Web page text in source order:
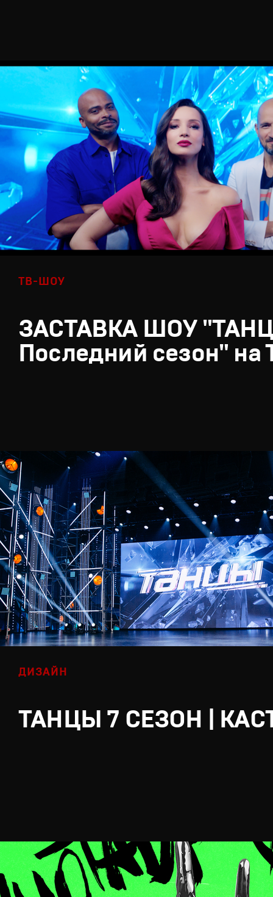
ТВ-ШОУ
ЗАСТАВКА ШОУ
Последний сезон" на
ДИЗАЙН
ТАНЦЫ 7 СЕЗОН |